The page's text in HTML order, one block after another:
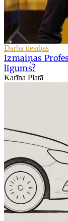
Darba tiesības
Izmaiņas
līgums?
Karīna Platā